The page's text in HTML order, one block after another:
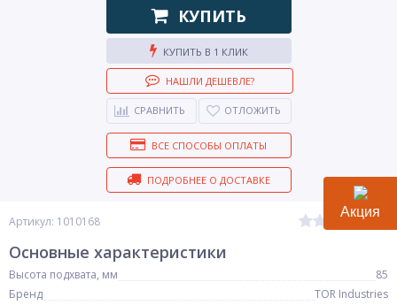
Артикул: 1010168 (0)
КУПИТЬ
КУПИТЬ В 1 КЛИК
НАШЛИ ДЕШЕВЛЕ?
СРАВНИТЬ ОТЛОЖИТЬ
ВСЕ СПОСОБЫ ОПЛАТЫ
ПОДРОБНЕЕ О ДОСТАВКЕ
Основные характеристики
Высота подхвата, мм
85
Бренд
TOR Industries
Акция